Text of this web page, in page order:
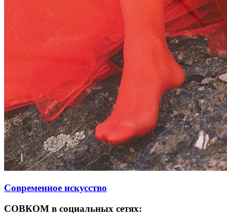
Современное искусство
СОВКОМ в социальных сетях: